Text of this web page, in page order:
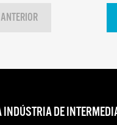
INDÚSTRIA DE